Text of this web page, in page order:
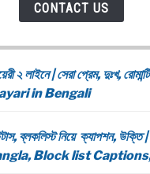
CONTACT US
২ লাইনে | সেরা প্রেম, দুঃখ,
in Bengali
ব্লকলিস্ট নিয়ে ক্যাপশন,
Block list